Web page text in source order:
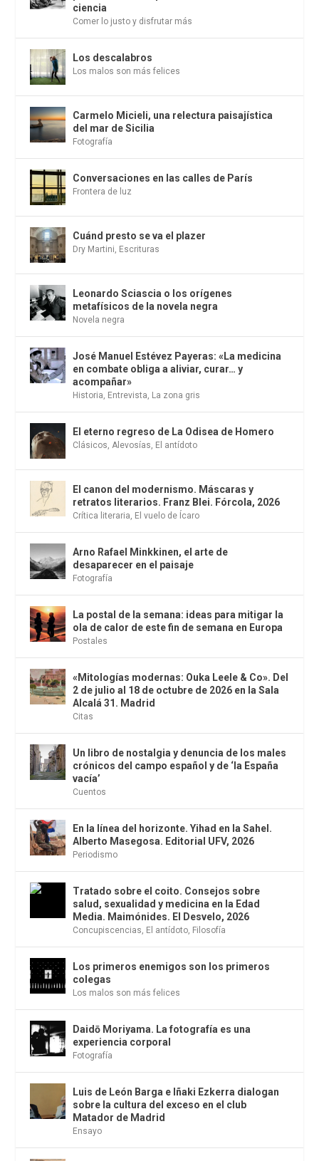
ciencia
Comer lo justo y disfrutar más
Los descalabros
Los malos son más felices
Carmelo Micieli, una relectura paisajística
del mar de Sicilia
Fotografía
Conversaciones en las calles de París
Frontera de luz
Cuánd presto se va el plazer
Dry Martini, Escrituras
Leonardo Sciascia o los orígenes
metafísicos de la novela negra
Novela negra
José Manuel Estévez Payeras: «La medicina
en combate obliga a aliviar, curar… y
acompañar»
Historia, Entrevista, La zona gris
El eterno regreso de La Odisea de Homero
Clásicos,Alevosías, El antídoto
El canon del modernismo. Máscaras y
retratos literarios. Franz Blei. Fórcola, 2026
Crítica literaria, El vuelo de Ícaro
Arno Rafael Minkkinen, el arte de
desaparecer en el paisaje
Fotografía
La postal de la semana: ideas para mitigar la
ola de calor de este fin de semana en Europa
Postales
«Mitologías modernas: Ouka Leele & Co». Del
2 de julio al 18 de octubre de 2026 en la Sala
Alcalá 31. Madrid
Citas
Un libro de nostalgia y denuncia de los males
crónicos del campo español y de ‘la España
vacía’
Cuentos
En la línea del horizonte. Yihad en la Sahel.
Alberto Masegosa. Editorial UFV, 2026
Periodismo
Tratado sobre el coito. Consejos sobre
salud, sexualidad y medicina en la Edad
Media. Maimónides. El Desvelo, 2026
Concupiscencias, El antídoto, Filosofía
Los primeros enemigos son los primeros
colegas
Los malos son más felices
Daidō Moriyama. La fotografía es una
experiencia corporal
Fotografía
Luis de León Barga e Iñaki Ezkerra dialogan
sobre la cultura del exceso en el club
Matador de Madrid
Ensayo